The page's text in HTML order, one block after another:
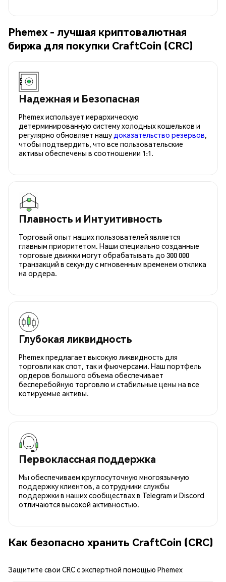
Phemex - лучшая криптовалютная
биржа для покупки CraftCoin (CRC)
Надежная и Безопасная
Phemex использует иерархическую
детерминированную систему холодных кошельков и
регулярно обновляет нашу доказательство резервов,
чтобы подтвердить, что все пользовательские
активы обеспечены в соотношении 1:1.
Плавность и Интуитивность
Торговый опыт наших пользователей является
главным приоритетом. Наши специально созданные
торговые движки могут обрабатывать до 300 000
транзакций в секунду с мгновенным временем отклика
на ордера.
Глубокая ликвидность
Phemex предлагает высокую ликвидность для
торговли как спот, так и фьючерсами. Наш портфель
ордеров большого объема обеспечивает
бесперебойную торговлю и стабильные цены на все
котируемые активы.
Первоклассная поддержка
Мы обеспечиваем круглосуточную многоязычную
поддержку клиентов, а сотрудники службы
поддержки в наших сообществах в Telegram и Discord
отличаются высокой активностью.
Как безопасно хранить CraftCoin (CRC)
Защитите свои CRC с экспертной помощью Phemex